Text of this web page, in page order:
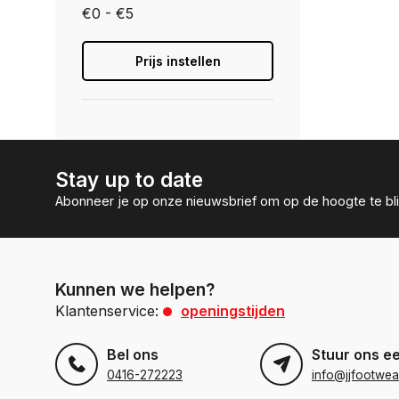
€0 - €5
Prijs instellen
Stay up to date
Abonneer je op onze nieuwsbrief om op de hoogte te
Kunnen we helpen?
Klantenservice: openingstijden
Bel ons
0416-272223
Stuur ons